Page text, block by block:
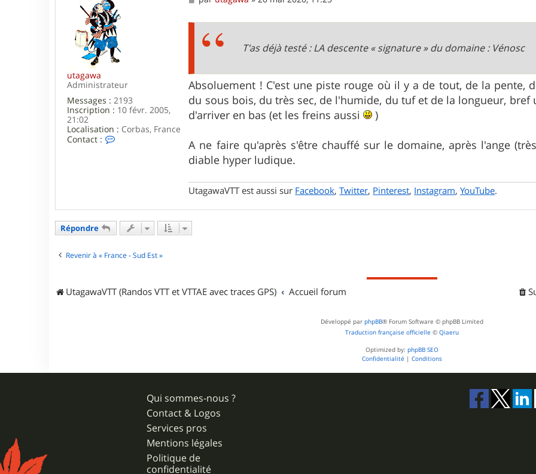
x
h
u
e
z
utagawa
Administrateur
Messages : 2193
Inscription : 10 févr. 2005,
21:02
Localisation : Corbas, France
Contact :
u
t
g
e
T'as déjà testé : LA descente « signature » du domaine : Vénosc
Absoluement ! C'est une piste rouge où il y a de tout, de la pente,
du sous bois, du très sec, de l'humide, du tuf et de la longueur,
d'arriver en bas (et les freins aussi
)
A ne faire qu'après s'être chauffé sur le domaine, après l'ange
diable hyper ludique.
UtagawaVTT est aussi sur Facebook,Twitter, Pinterest, Instagram,YouTube.
Répondre
Revenir à « France - Sud Est »
UtagawaVTT (Randos VTT et VTTAE avec traces GPS) Accueil forum
Développé par phpBB® Forum Software © phpBB Limited
Traduction française officielle © Qiaeru
Optimized by: phpBB SEO
Confidentialité | Conditions
Qui sommes-nous ?
Contact & Logos
Services pros
Mentions légales
Politique de
confidentialité